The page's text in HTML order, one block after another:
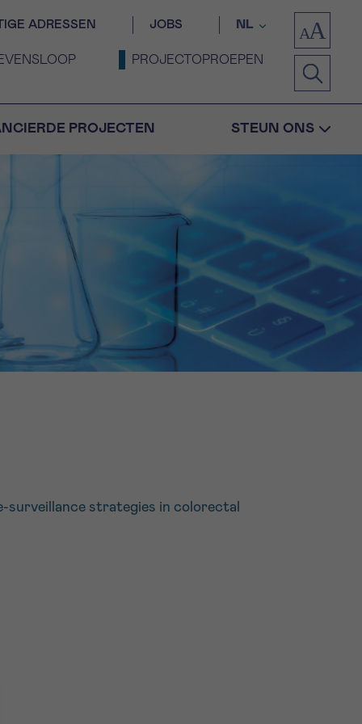
ADRESSEN JOBS NL
PROJECTOPROEPEN
PROJECTEN STEUN ONS
surveillance strategies in colorectal
16h-18h